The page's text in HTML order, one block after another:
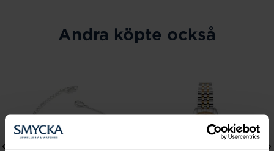
Andra köpte också